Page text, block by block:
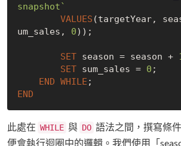
snapshot`
VALUES (targetYear,
um_sales, 0));
SET season = season +
SET sum_sales = 0 ;
END WHILE
END
此處在 WHILE 與 DO 語法之間，撰寫條
便會執行迴圈中的邏輯。我們使用「